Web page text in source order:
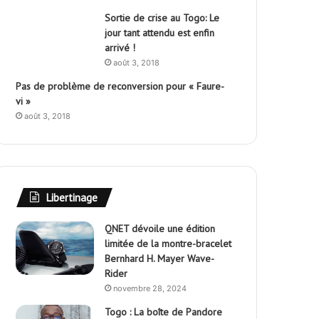
Sortie de crise au Togo: Le
jour tant attendu est enfin
arrivé !
août 3, 2018
Pas de problème de reconversion pour « Faure-
vi »
août 3, 2018
Libertinage
QNET dévoile une édition
limitée de la montre-bracelet
Bernhard H. Mayer Wave-
Rider
novembre 28, 2024
Togo : La boîte de Pandore